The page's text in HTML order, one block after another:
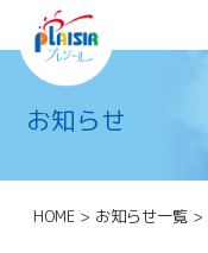
お知らせ
HOME> お知らせ一覧>